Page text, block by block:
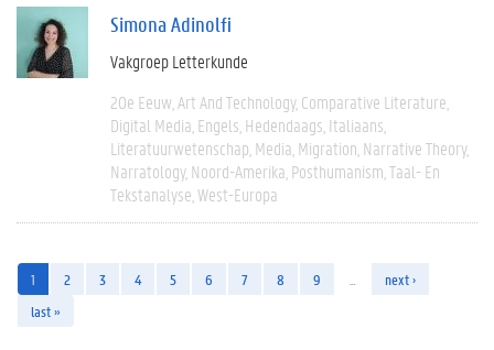
Simona Adinolfi
Vakgroep Letterkunde
20e Eeuw Art And Technology Comparative Literature
Digital Media Engels Hedendaags Italiaans
Literatuurwetenschap Media Migration Narrative Theory
Narratology Noord-Amerika Posthumanism Taal- En
Tekstanalyse West-Europa
1 2 3 4 5 6 7 8 9
next ›
last »